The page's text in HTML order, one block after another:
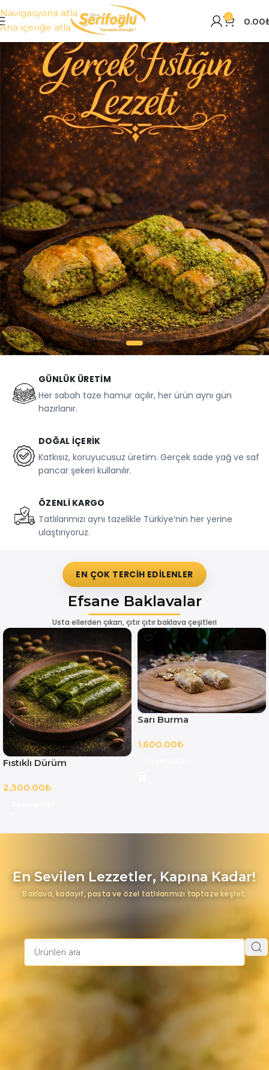
Navigasyona atla
Ana içeriğe atla
0 0.00
GÜNLÜK ÜRETIM
Her sabah taze hamur açılır, her ürün aynı gün
hazırlanır.
DOĞAL İÇERIK
Katkısız, koruyucusuz üretim. Gerçek sade yağ ve saf
pancar şekeri kullanılır.
ÖZENLI KARGO
Tatlılarımızı aynı tazelikle Türkiye’nin her yerine
ulaştırıyoruz.
EN ÇOK TERCIH EDILENLER
Efsane Baklavalar
Usta ellerden çıkan, çıtır çıtır baklava çeşitleri
Fıstıklı Dürüm
2,300.00₺
Sarı Burma
1,600.00₺
En Sevilen Lezzetler, Kapına Kadar!
Baklava, kadayıf, pasta ve özel tatlılarımızı taptaze keşfet.